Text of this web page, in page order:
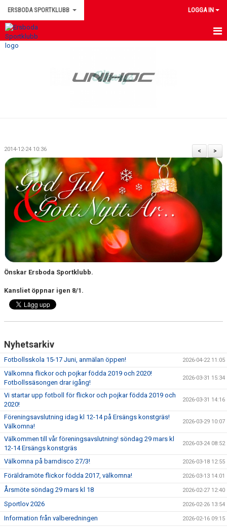
ERSBODA SPORTKLUBB LOGGA IN
HEM
ERSBODA SK STYRELSE
DOKUMENT
LEDARINFORMATION
KALENDER
HYRA/BOKA FOTBOLLSPLAN FÖR ICKE MEDLEMMAR
>
<
2014-12-24 10:36
Önskar Ersboda Sportklubb.
Kansliet öppnar igen 8/1.
Nyhetsarkiv
Fotbollsskola 15-17 Juni, anmälan öppen! 2026-04-22 11:05
Välkomna flickor och pojkar födda 2019 och 2020!
Fotbollssäsongen drar igång!
2026-03-31 15:34
Vi startar upp fotboll för flickor och pojkar födda 2019 och
2020!
2026-03-31 14:16
Föreningsavslutning idag kl 12-14 på Ersängs konstgräs!
Välkomna!
2026-03-29 10:07
Välkommen till vår föreningsavslutning! söndag 29 mars kl
12-14 Ersängs konstgräs
2026-03-24 08:52
Välkomna på barndisco 27/3! 2026-03-18 12:55
Föräldramöte flickor födda 2017, välkomna! 2026-03-13 14:01
Årsmöte söndag 29 mars kl 18 2026-02-27 12:40
Sportlov 2026 2026-02-26 13:54
Information från valberedningen 2026-02-16 09:15